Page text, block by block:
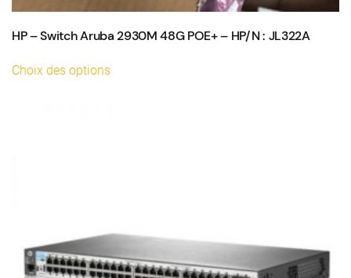
HP – Switch Aruba 2930M 48G POE+ – HP/N : JL322A
Choix des optionsproduit
choisies
la